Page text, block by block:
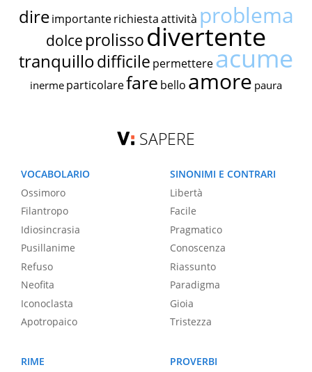
dire importante richiestaattività problema
dolce prolissodivertente
tranquillodifficile permettereacume
inerme particolarefare bello amore paura
SAPERE
VOCABOLARIO
Ossimoro
Filantropo
Idiosincrasia
Pusillanime
Refuso
Neofita
Iconoclasta
Apotropaico
SINONIMI E CONTRARI
Libertà
Facile
Pragmatico
Conoscenza
Riassunto
Paradigma
Gioia
Tristezza
RIME
PROVERBI